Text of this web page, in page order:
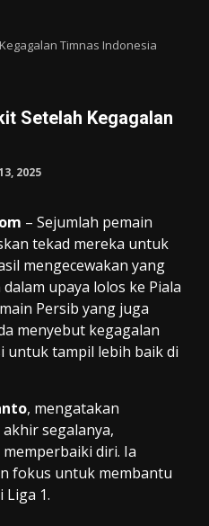
Timnas Indonesia
Setelah Kegagalan
2025
– Sejumlah pemain
tekad mereka untuk
mengecewakan yang
upaya lolos ke Piala
Persib yang juga
menyebut kegagalan
untuk tampil lebih baik di
, mengatakan
segalanya,
diri. Ia
fokus untuk membantu
Liga 1.